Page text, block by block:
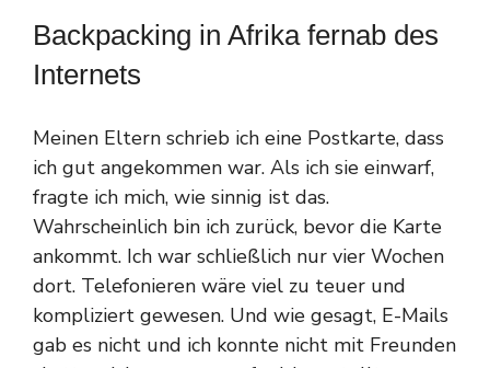
Backpacking in Afrika fernab des
Internets
Meinen Eltern schrieb ich eine Postkarte, dass
ich gut angekommen war. Als ich sie einwarf,
fragte ich mich, wie sinnig ist das.
Wahrscheinlich bin ich zurück, bevor die Karte
ankommt. Ich war schließlich nur vier Wochen
dort. Telefonieren wäre viel zu teuer und
kompliziert gewesen. Und wie gesagt, E-Mails
gab es nicht und ich konnte nicht mit Freunden